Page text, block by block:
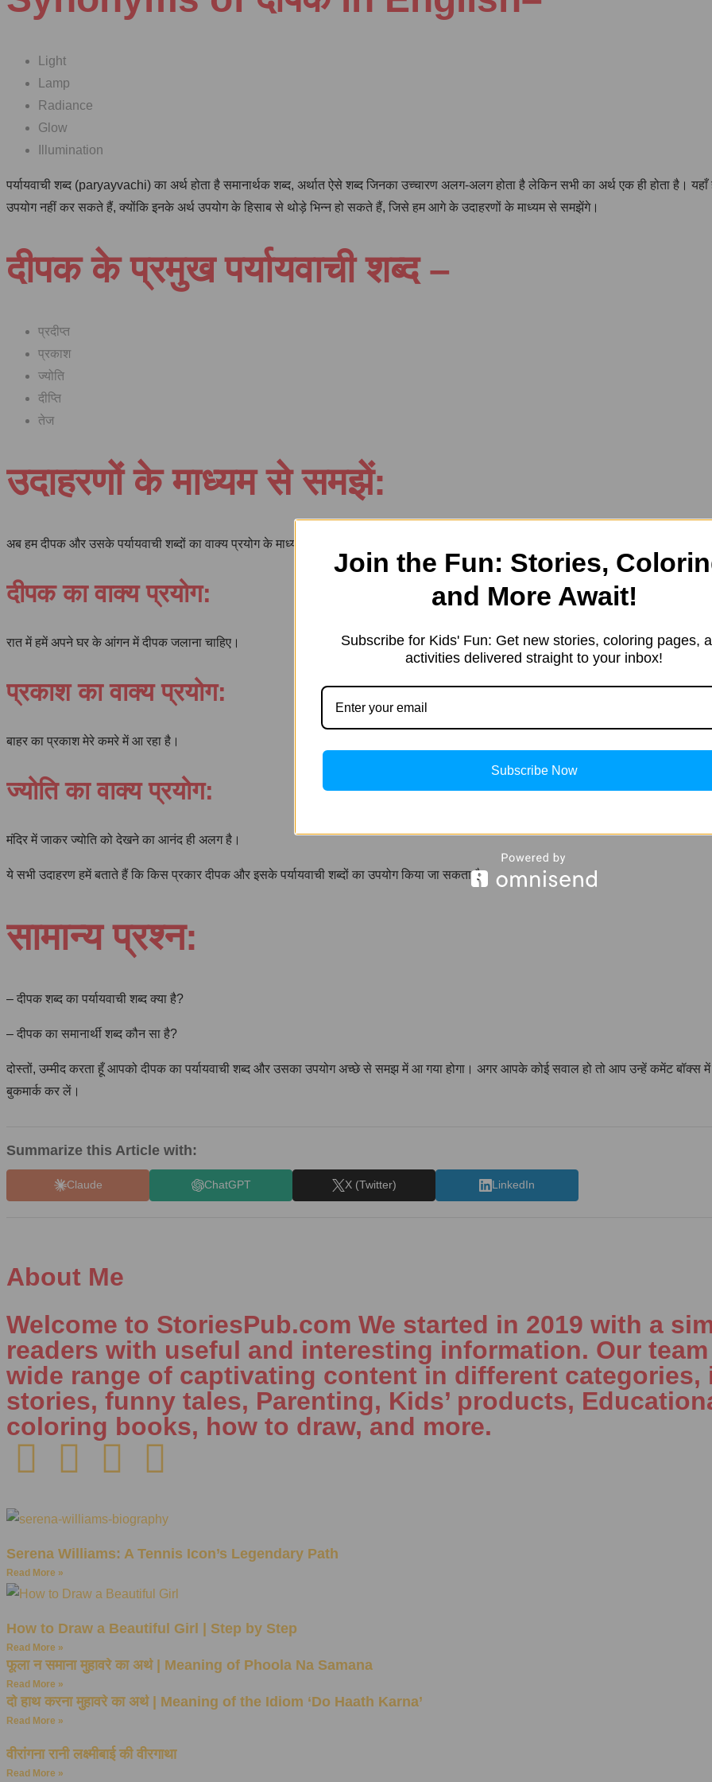
Light
Lamp
Radiance
Glow
Illumination
पर्यायवाची शब्द (paryayvachi) का अर्थ होता है समानार्थक शब्द, अर्थात ऐसे शब्द जिनका उच्चारण अलग-अलग होता है लेकिन सभी का अर्थ एक ही होता है।
उपयोग नहीं कर सकते हैं, क्योंकि इनके अर्थ उपयोग के हिसाब से थोड़े भिन्न हो सकते हैं, जिसे हम आगे के उदाहरणों के माध्यम से समझेंगे।
दीपक के प्रमुख पर्यायवाची शब्द –
प्रदीप्त
प्रकाश
ज्योति
दीप्ति
तेज
उदाहरणों के माध्यम से समझें:
अब हम दीपक और उसके पर्यायवाची शब्दों का वाक्य प्रयोग के माध्यम से समझायेंगे, जिससे आपको इनका सही उपयोग करना समझ में आ जाएगा।
दीपक का वाक्य प्रयोग:
रात में हमें अपने घर के आंगन में दीपक जलाना चाहिए।
प्रकाश का वाक्य प्रयोग:
बाहर का प्रकाश मेरे कमरे में आ रहा है।
ज्योति का वाक्य प्रयोग:
मंदिर में जाकर ज्योति को देखने का आनंद ही अलग है।
ये सभी उदाहरण हमें बताते हैं कि किस प्रकार दीपक और इसके पर्यायवाची शब्दों का उपयोग किया जा सकता है।
सामान्य प्रश्न:
– दीपक शब्द का पर्यायवाची शब्द क्या है?
– दीपक का समानार्थी शब्द कौन सा है?
दोस्तों, उम्मीद करता हूँ आपको दीपक का पर्यायवाची शब्द और उसका उपयोग अच्छे से समझ में आ गया होगा। अगर आपके कोई सवाल हो तो आप उन्हें कमेंट बॉक्स
बुकमार्क कर लें।
Summarize this Article with:
Claude ChatGPT X (Twitter) LinkedIn
About Me
Welcome to StoriesPub.com We started in 2019 with a
readers with useful and interesting information. Our
wide range of captivating content in different
stories, funny tales, Parenting, Kids’ products,
coloring books, how to draw, and more.
Serena Williams: A Tennis Icon’s Legendary Path
Read More »
How to Draw a Beautiful Girl | Step by Step
Read More »
फूला न समाना मुहावरे का अर्थ | Meaning of Phoola Na Samana
Read More »
दो हाथ करना मुहावरे का अर्थ | Meaning of the Idiom ‘Do Haath Karna’
Read More »
वीरांगना रानी लक्ष्मीबाई की वीरगाथा
Read More »
Join the Fun: Stories,
and More Await!
Subscribe for Kids' Fun: Get new stories, coloring pages,
activities delivered straight to your inbox!
Subscribe Now